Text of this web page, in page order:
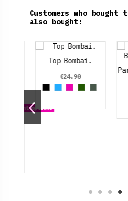
Customers who bought
also bought:
options